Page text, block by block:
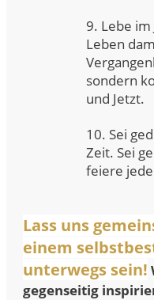
9. Lebe
Leben
sondern
und Jetzt.
10. Sei
Zeit. Sei
feiere
Lass uns
einem
unterwegs sein!
gegenseitig